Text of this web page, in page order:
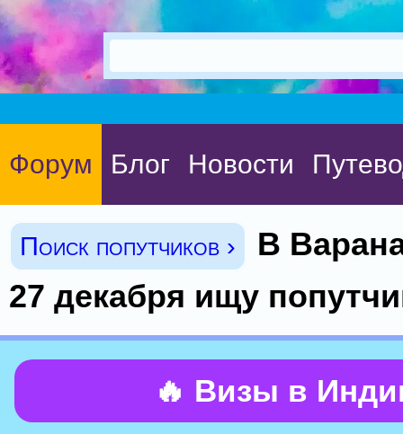
Форум Блог Новости
Поиск попутчиков ›
В
27 декабря ищу
🔥 Визы в